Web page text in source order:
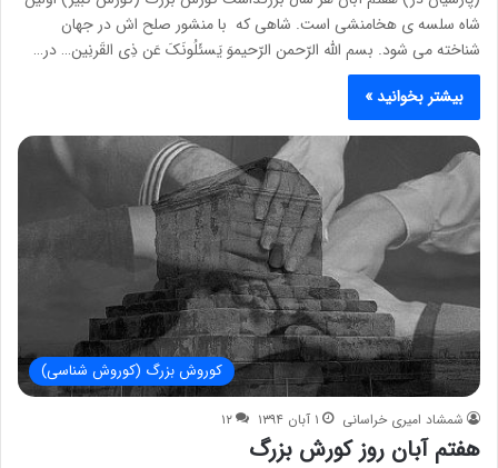
شاه سلسه ی هخامنشی است. شاهی که با منشور صلح اش در جهان
شناخته می شود. بسم الله الرّحمن الرّحیموَ یَسئَلُونَکَ عَن ذِی القَرنِین… در…
بیشتر بخوانید »
کوروش بزرگ (کوروش شناسی)
شمشاد امیری خراسانی ۱ آبان ۱۳۹۴ ۱۲
هفتم آبان روز کورش بزرگ